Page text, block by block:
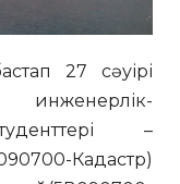
27 сәуірі
–
Кадастр)